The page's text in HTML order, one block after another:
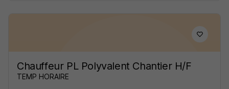
Chauffeur PL Polyvalent Chantier H/F
TEMP HORAIRE